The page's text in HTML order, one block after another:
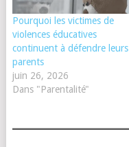
Pourquoi les victimes de
violences éducatives
continuent à défendre leurs
parents
juin 26, 2026
Dans "Parentalité"